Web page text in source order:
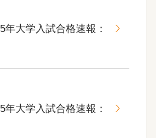
年大学入試合格速報：
年大学入試合格速報：